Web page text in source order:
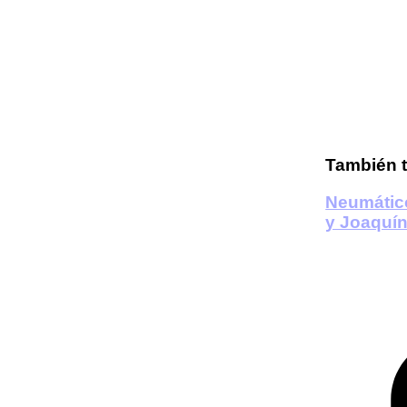
También
y